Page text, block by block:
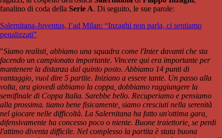
fanalino di coda della Serie A. Di seguito, le sue parole:
Salernitana-Juventus, l’ad Milan: “Inzaghi non parla, ci sentiamo
penalizzati”
"Siamo realisti, abbiamo una squadra come l'Inter davanti che sta
facendo un campionato importante. Vincere qui era importante per
mantenere la distanza dal quinto posto. Abbiamo 14 punti di
vantaggio, vuol dire 5 partite. Iniziano a essere tante. Un passo alla
volta, ora giovedì abbiamo la coppa, dobbiamo raggiungere la
semifinale di Coppa Italia. Sarebbe bello. Recuperiamo e pensiamo
alla prossima. tiamo bene fisicamente, siamo cresciuti nella serenità
nel giocare nelle difficoltà. La Salernitana ha fatto un'ottima gara,
difensivamente ha concesso poco o niente. Buone traiettorie, se perdi
l'attimo diventa difficile. Nel complesso la partita è stata buona